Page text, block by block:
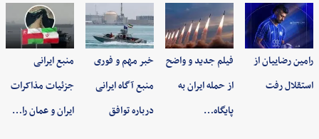
رامین رضاییان از
استقلال رفت
فیلم جدید و واضح
از حمله ایران به
پایگاه…
خبر مهم و فوری
منبع آگاه ایرانی
درباره توافق
منبع ایرانی
جزئیات مذاکرات
ایران و عمان را…